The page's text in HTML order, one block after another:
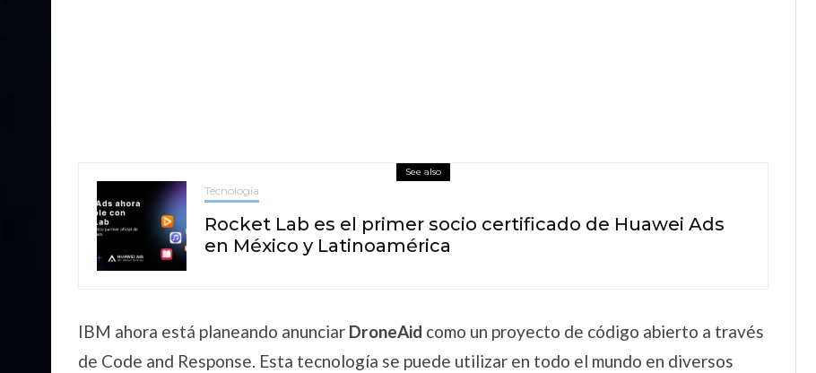
See also
Tecnología
Rocket Lab es el primer socio certificado de Huawei Ads
en México y Latinoamérica
IBM ahora está planeando anunciar DroneAid como un proyecto de código abierto a través
de Code and Response. Esta tecnología se puede utilizar en todo el mundo en diversos